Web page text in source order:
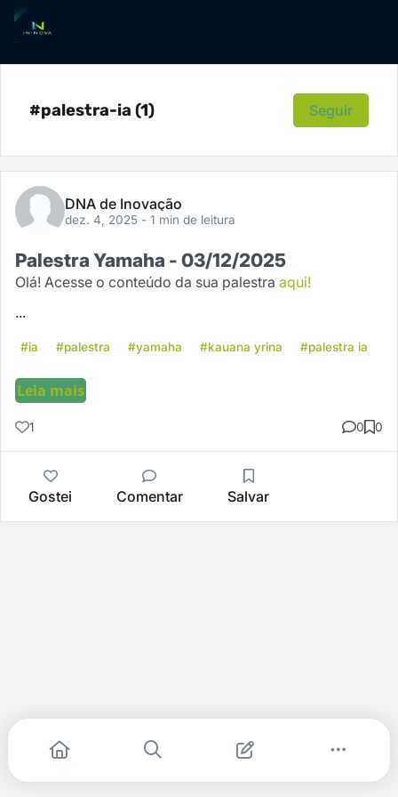
#palestra-ia (1) Seguir
DNA de Inovação
dez. 4, 2025 - 1 min de leitura
Palestra Yamaha - 03/12/2025
Olá! Acesse o conteúdo da sua palestra aqui!
...
#ia #palestra #yamaha #kauana yrina #palestra ia
Leia mais
1 0 0
Gostei Comentar Salvar